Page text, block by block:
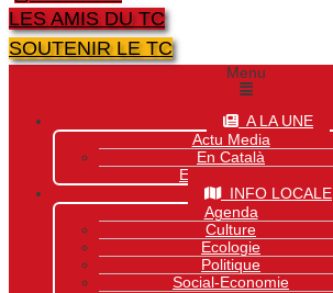
LES AMIS DU TC
SOUTENIR LE TC
Menu
A LA UNE
Actu Media
En Català
Exclusivité Site
INFO LOCALE
Agenda
Culture
Ecologie
Politique
Social-Economie